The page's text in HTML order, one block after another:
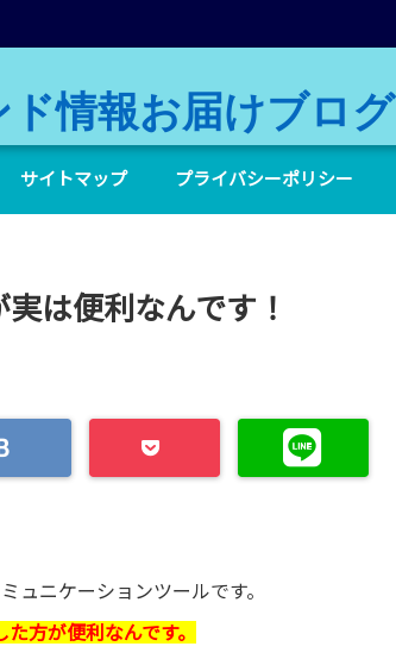
ド情報お届けブログ
サイトマップ プライバシーポリシー
は便利なんです！
ュニケーションツールです。
方が便利なんです。